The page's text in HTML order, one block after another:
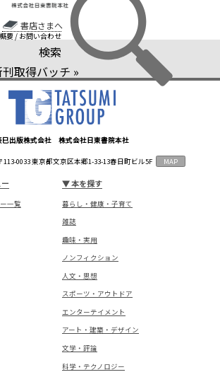
書店さまへ
要 / お問い合わせ
検索
取得バッチ »
巳出版株式会社 株式会社日東書院本社
0033 東京都文京区本郷1-33-13春日町ビル5F MAP
一覧
▼本を探す
暮らし・健康・子育て
雑誌
趣味・実用
ノンフィクション
人文・思想
スポーツ・アウトドア
エンターテイメント
アート・建築・デザイン
文学・評論
科学・テクノロジー